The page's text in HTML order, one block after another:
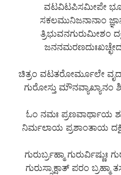
ವಟವಿಟಪಿಸಮೀಪೇ
ಸಕಲಮುನಿಜನಾನಾಂ
ತ್ರಿಭುವನಗುರುಮೀಶಂ
ಚಿತ್ರಂ ವಟತರೋರ್ಮೂಲೇ
ಗುರೋಸ್ತು ಮೌನವ್ಯಾಖ್ಯಾನಂ
ಓಂ ನಮಃ ಪ್ರಣವಾರ್ಥಾಯ
ನಿರ್ಮಲಾಯ ಪ್ರಶಾಂತಾಯ
ಗುರುರ್ಬ್ರಹ್ಮಾ ಗುರುರ್ವಿಷ್ಣುಃ
ಗುರುಸ್ಸಾಕ್ಷಾತ್ ಪರಂ ಬ್ರಹ್ಮಾ